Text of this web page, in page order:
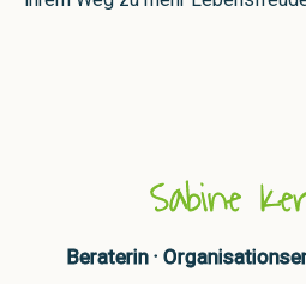
Sabine
Beraterin ·